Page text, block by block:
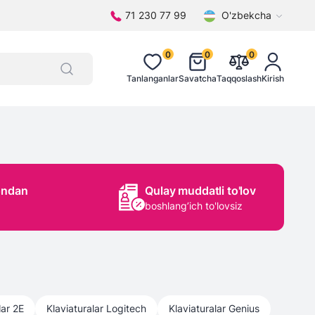
71 230 77 99 O'zbekcha
0
Tanlanganlar
0
Savatcha
0
TaqqoslashKirish
Qulay muddatli to'lov
boshlang’ich to'lovsiz
2E Klaviaturalar Logitech Klaviaturalar Genius